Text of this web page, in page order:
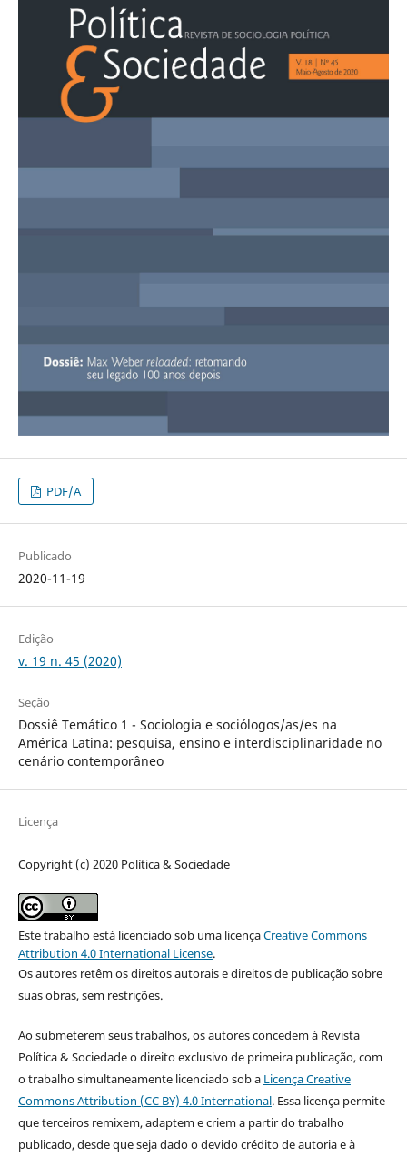
PDF/A
Publicado
2020-11-19
Edição
v. 19 n. 45 (2020)
Seção
Dossiê Temático 1 - Sociologia e sociólogos/as/es na
América Latina: pesquisa, ensino e interdisciplinaridade no
cenário contemporâneo
Licença
Copyright (c) 2020 Política & Sociedade
Este trabalho está licenciado sob uma licençaCreative Commons
Attribution 4.0 International License.
Os autores retêm os direitos autorais e direitos de publicação sobre
suas obras, sem restrições.
Ao submeterem seus trabalhos, os autores concedem à Revista
Política & Sociedade o direito exclusivo de primeira publicação, com
o trabalho simultaneamente licenciado sob a Licença Creative
Commons Attribution (CC BY) 4.0 International. Essa licença permite
que terceiros remixem, adaptem e criem a partir do trabalho
publicado, desde que seja dado o devido crédito de autoria e à